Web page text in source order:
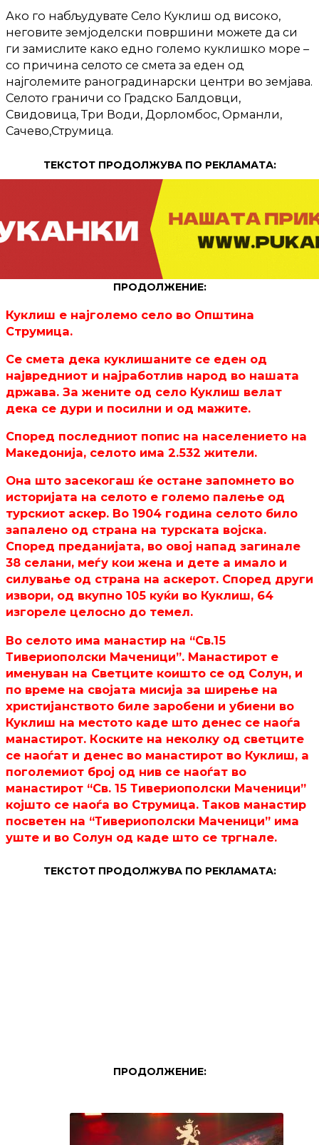
Ако го набљудувате Село Куклиш од високо,
неговите земјоделски површини можете да си
ги замислите како едно големо куклишко море –
со причина селото се смета за еден од
најголемите раноградинарски центри во земјава.
Селото граничи со Градско Балдовци,
Свидовица, Три Води, Дорломбос, Орманли,
Сачево,Струмица.
ТЕКСТОТ ПРОДОЛЖУВА ПО РЕКЛАМАТА:
ПРОДОЛЖЕНИЕ:
Куклиш е најголемо село во Општина
Струмица.
Се смета дека куклишаните се еден од
највредниот и најработлив народ во нашата
држава. За жените од село Куклиш велат
дека се дури и посилни и од мажите.
Според последниот попис на населението на
Македонија, селото има 2.532 жители.
Она што засекогаш ќе остане запомнето во
историјата на селото е големо палење од
турскиот аскер. Во 1904 година селото било
запалено од страна на турската војска.
Според преданијата, во овој напад загинале
38 селани, меѓу кои жена и дете а имало и
силување од страна на аскерот. Според други
извори, од вкупно 105 куќи во Куклиш, 64
изгореле целосно до темел.
Во селото има манастир на “Св.15
Тивериополски Маченици”. Манастирот е
именуван на Светците коишто се од Солун, и
по време на својата мисија за ширење на
христијанството биле заробени и убиени во
Куклиш на местото каде што денес се наоѓа
манастирот. Коските на неколку од светците
се наоѓат и денес во манастирот во Куклиш, а
поголемиот број од нив се наоѓат во
манастирот “Св. 15 Тивериополски Маченици”
којшто се наоѓа во Струмица. Таков манастир
посветен на “Тивериополски Маченици” има
уште и во Солун од каде што се тргнале.
ТЕКСТОТ ПРОДОЛЖУВА ПО РЕКЛАМАТА:
ПРОДОЛЖЕНИЕ: